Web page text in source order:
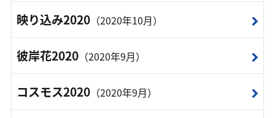
映り込み2020（2020年10月）
彼岸花2020（2020年9月）
コスモス2020（2020年9月）